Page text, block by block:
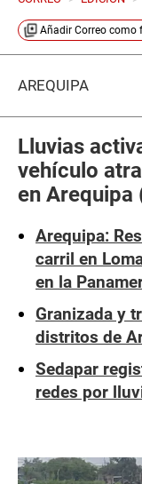
Añadir Correo como
AREQUIPA
Lluvias
vehículo
en Arequipa
Arequipa:
carril en
en la
Granizada y
distritos de
Sedapar
redes por